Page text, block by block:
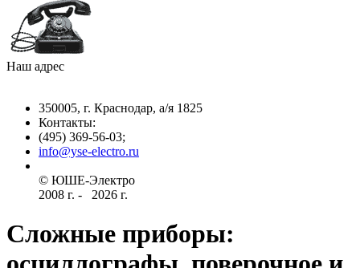
Наш адрес
350005, г. Краснодар, а/я 1825
Контакты: ­
(495) 369-56-03;
info@yse-electro.ru­
© ЮШЕ-Эл­ектро ­
2008 г­. - ­ ­­­­­
2026 г.
Сложные приборы: